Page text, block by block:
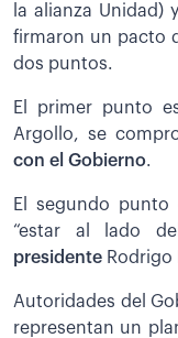
la alianza Unidad)
firmaron un pacto
dos puntos.
El primer punto
Argollo, se
con el Gobierno.
El segundo
“estar al lado
presidente Rodrigo
Autoridades del
representan un